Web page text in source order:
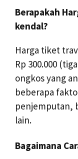
Berapakah
kendal?
Harga tiket
Rp 300.000
ongkos yang
beberapa
penjemputan,
lain.
Bagaimana